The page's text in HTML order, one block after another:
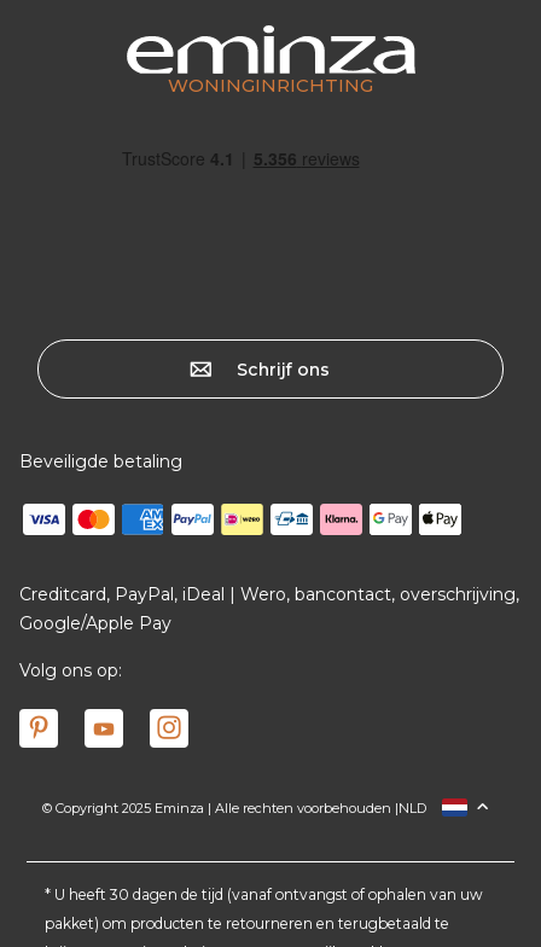
WONINGINRICHTING
Schrijf ons
Beveiligde betaling
Creditcard, PayPal, iDeal | Wero, bancontact, overschrijving,
Google/Apple Pay
Volg ons op:
© Copyright 2025 Eminza | Alle rechten voorbehouden |
FRANCE
ITALIA
DEUTSCHLAND
NLD
* U heeft 30 dagen de tijd (vanaf ontvangst of ophalen van uw
pakket) om producten te retourneren en terugbetaald te